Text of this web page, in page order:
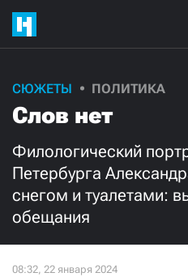
СЮЖЕТЫ ПОЛИТИКА
Слов нет
Филологический
Петербурга
снегом и туалетами:
обещания
нашу
Ежемесячно
3000